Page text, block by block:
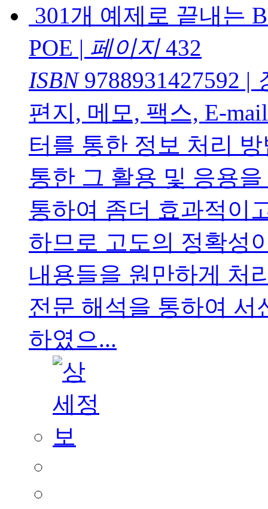
301개 예제로 끝내는
POE | 페이지432
ISBN9788931427592 |
편지, 메모, 팩스, E-
터를 통한 정보 처리
통한 그 활용 및 응용
통하여 좀더 효과적이
하므로 고도의 정확성
내용들을 원만하게 처
전문 해석을 통하여 서
하였으...